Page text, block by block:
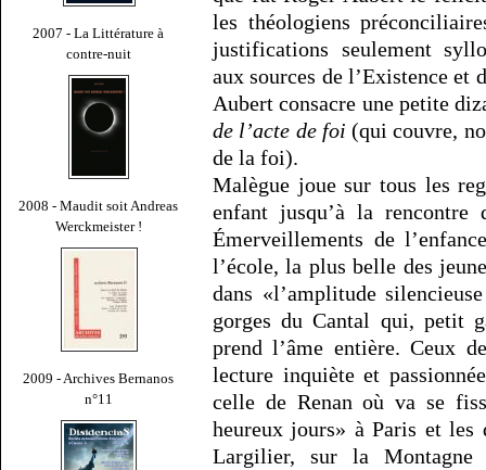
2007 - La Littérature à
contre-nuit
2008 - Maudit soit Andreas
Werckmeister !
2009 - Archives Bernanos
n°11
les théologiens
justifications seulement
aux sources de l’Existence et
Aubert consacre une petite
de l’acte de foi (qui couvre,
de la foi).
Malègue joue sur tous les
enfant jusqu’à la
Émerveillements de
l’école, la plus belle des
dans «l’amplitude
gorges du Cantal qui, petit
prend l’âme entière. Ceux
lecture inquiète et
celle de Renan où va se
heureux jours» à Paris et les
Largilier, sur la Montagne